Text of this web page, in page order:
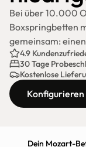
Bei über 10.000
Boxspringbetten
gemeinsam:
4.9
30 Tage
Kostenlose
Konfigurieren
Dein Mozart-